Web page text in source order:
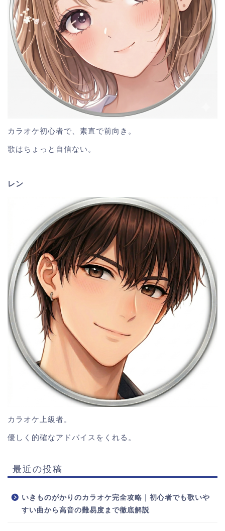
カラオケ初心者で、素直で前向き。
歌はちょっと自信ない。
レン
カラオケ上級者。
優しく的確なアドバイスをくれる。
最近の投稿
いきものがかりのカラオケ完全攻略｜初心者でも歌いや
すい曲から高音の難易度まで徹底解説